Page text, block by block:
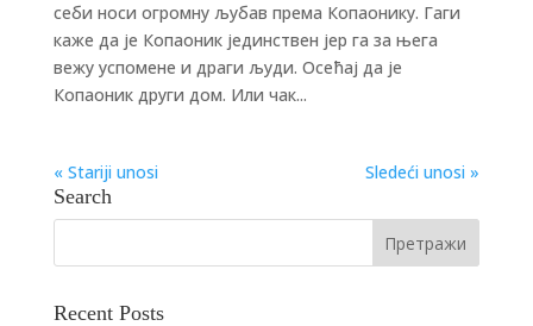
себи носи огромну љубав према Копаонику. Гаги
каже да је Копаоник јединствен јер га за њега
вежу успомене и драги људи. Осећај да је
Копаоник други дом. Или чак...
« Stariji unosi Sledeći unosi »
Search
Recent Posts